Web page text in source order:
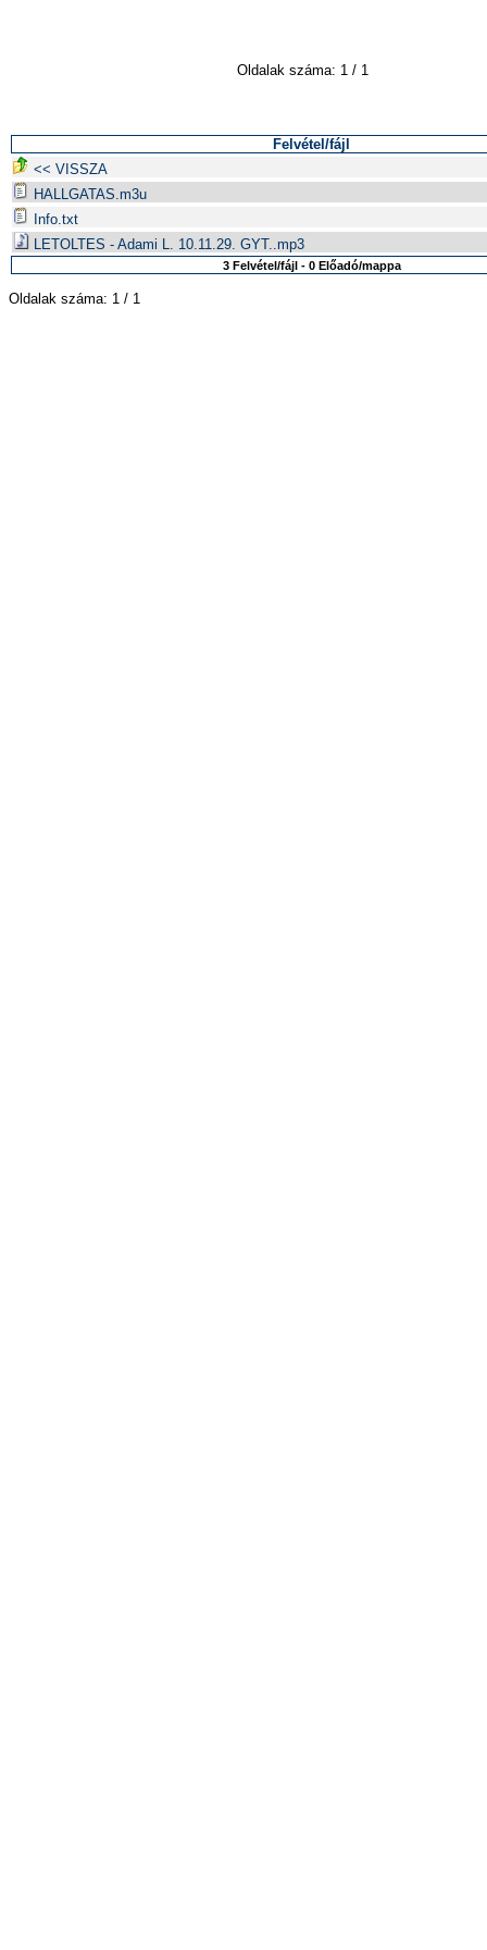
Oldalak száma: 1 / 1
Felvétel/fájl
<< VISSZA
HALLGATAS.m3u
Info.txt
LETOLTES - Adami L. 10.11.29. GYT..mp3
3 Felvétel/fájl - 0 Előadó/mappa
Oldalak száma: 1 / 1